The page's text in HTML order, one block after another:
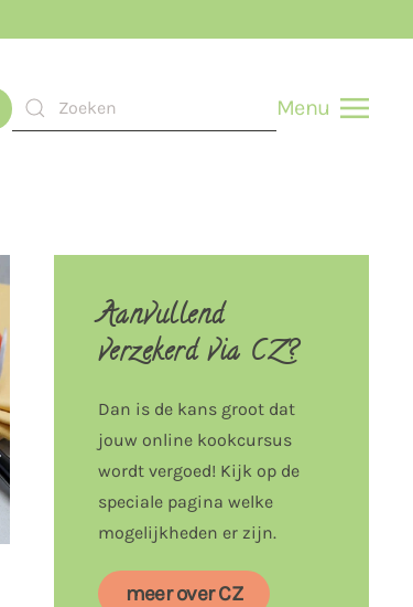
Menu
Aanvullend
verzekerd via CZ?
Dan is de kans groot dat
jouw online kookcursus
wordt vergoed! Kijk op de
speciale pagina welke
mogelijkheden er zijn.
meer over CZ